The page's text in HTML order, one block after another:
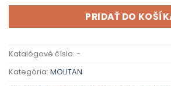
PRIDAŤ DO
Katalógové číslo: -
Kategória: MOLITAN